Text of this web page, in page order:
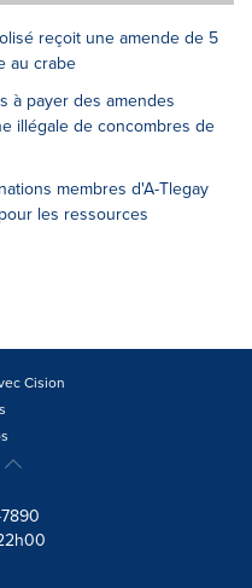
reçoit une amende de 5
au crabe
à payer des amendes
illégale de concombres de
membres d'A-Tlegay
les ressources
Cision